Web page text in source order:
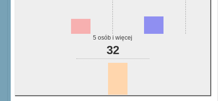
5 osób i więcej
32